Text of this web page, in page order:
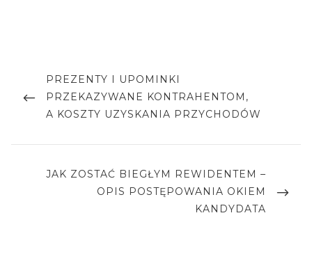
wpisuPREVIOUS
POST
PREZENTY I UPOMINKI
PRZEKAZYWANE KONTRAHENTOM,
A KOSZTY UZYSKANIA PRZYCHODÓW
NEXT
JAK ZOSTAĆ BIEGŁYM REWIDENTEM –
OPIS POSTĘPOWANIA OKIEM
KANDYDATA